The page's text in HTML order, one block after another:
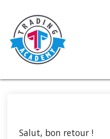
Salut, bon retour !